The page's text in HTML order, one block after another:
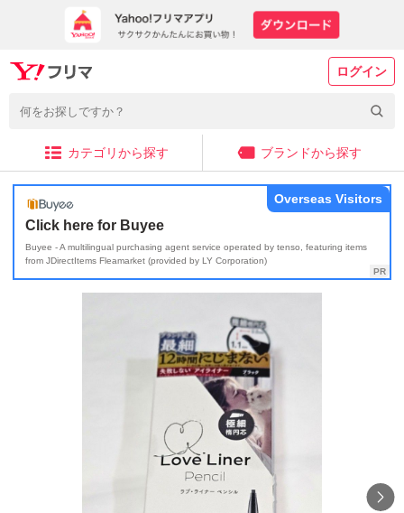
ログイン
カテゴリから探す ブランドから探す
Click here for Buyee
Buyee - A multilingual purchasing agent service operated by tenso, featuring items
from JDirectItems Fleamarket (provided by LY Corporation)
Overseas Visitors